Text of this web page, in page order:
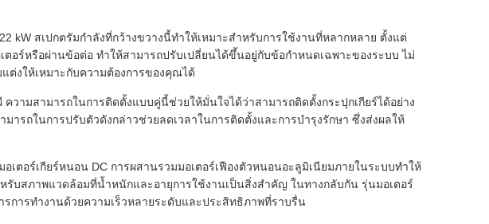
kW สเปกตรัมกำลังที่กว้างขวางนี้ทำให้เหมาะสำหรับการใช้งานที่หลากหลาย ตั้งแต่
อร์หรือผ่านข้อต่อ ทำให้สามารถปรับเปลี่ยนได้ขึ้นอยู่กับข้อกำหนดเฉพาะของระบบ ไม่
งให้เหมาะกับความต้องการของคุณได้
มสามารถในการติดตั้งแบบคู่นี้ช่วยให้มั่นใจได้ว่าสามารถติดตั้งกระปุกเกียร์ได้อย่าง
รถในการปรับตัวดังกล่าวช่วยลดเวลาในการติดตั้งและการบำรุงรักษา ซึ่งส่งผลให้
เตอร์เกียร์หนอน DC การผสานรวมมอเตอร์เฟืองตัวหนอนอะลูมิเนียมภายในระบบทำให้
บสภาพแวดล้อมที่น้ำหนักและอายุการใช้งานเป็นสิ่งสำคัญ ในทางกลับกัน รุ่นมอเตอร์
การทำงานด้วยความเร็วหลายระดับและประสิทธิภาพที่ราบรื่น